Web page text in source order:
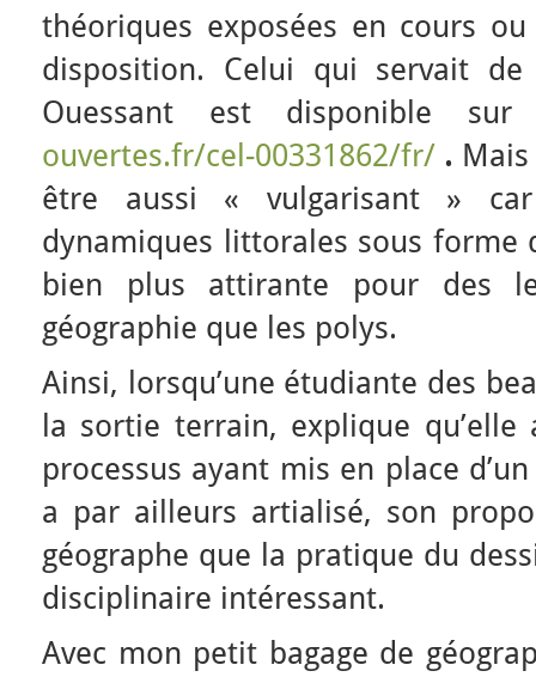
théoriques exposées en cours
disposition. Celui qui servait
Ouessant est
ouvertes.fr/cel-00331862/fr/ .
être aussi « vulgarisant »
dynamiques littorales sous forme
bien plus attirante pour des
géographie que les polys.
Ainsi, lorsqu’une étudiante des
la sortie terrain, explique
processus ayant mis en place
a par ailleurs artialisé, son
géographe que la pratique du
disciplinaire intéressant.
Avec mon petit bagage de